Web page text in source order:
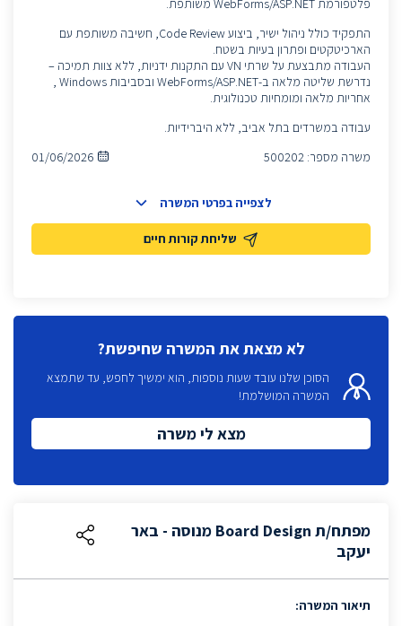
פלטפורמת WebForms/ASP.NET משותפת.
התפקיד כולל ניהול ישיר, ביצוע Code Review, חשיבה משותפת עם
הארכיטקטים ופתרון בעיות בשטח.
העבודה מתבצעת על שרתי VN עם התקנות ידניות, ללא צוות תמיכה –
נדרשת שליטה מלאה ב-WebForms/ASP.NET ובסביבות Windows ,
אחריות מלאה ומומחיות טכנולוגית.
עבודה במשרדים בתל אביב, ללא היברידיות.
משרה מספר: 500202
01/06/2026
שליחת קורות חיים
לצפייה בפרטי המשרה
לא מצאת את המשרה שחיפשת?
הסוכן שלנו עובד שעות נוספות, הוא ימשיך לחפש, עד שתמצא
המשרה המושלמת!
מצא לי משרה
מפתח/ת Board Design מנוסה - באר
יעקב
תיאור המשרה: